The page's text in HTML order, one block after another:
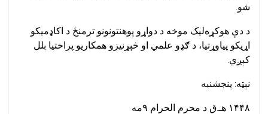
شو.
د دې هوکړه‌لیک موخه د دواړو پوهنتونونو ترمنځ د اکاډمیکو
اړیکو پیاوړتیا، د ګډو علمي او څېړنیزو همکاریو پراختیا بلل
کېږي.
نېټه: پنجشنبه
۱۴۴۸ هـ.ق د محرم الحرام ۹مه